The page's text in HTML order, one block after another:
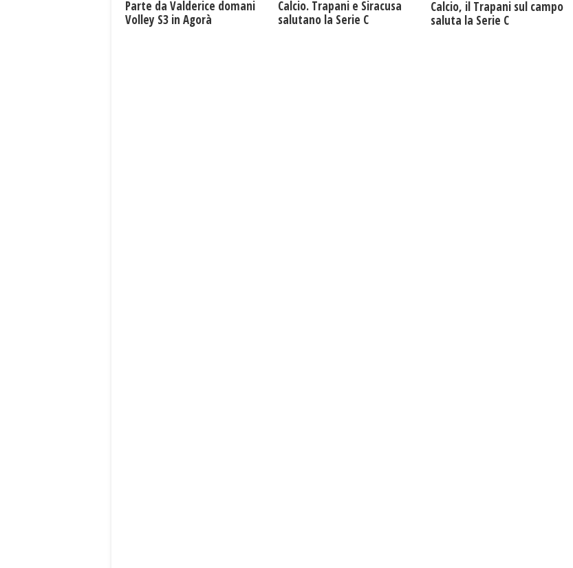
Parte da Valderice domani
Volley S3 in Agorà
Calcio. Trapani e Siracusa
salutano la Serie C
Calcio, il Trapani sul campo
saluta la Serie C